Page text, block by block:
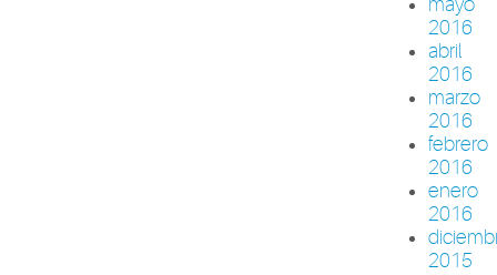
2016
abril
2016
marzo
2016
febrero
2016
enero
2016
2015